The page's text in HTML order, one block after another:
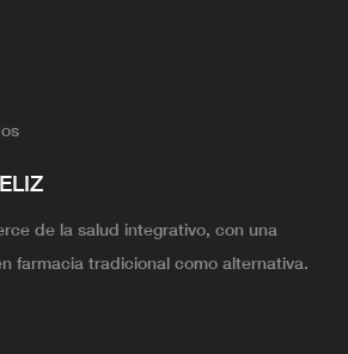
de la salud integrativo, con una
farmacia tradicional como alternativa.